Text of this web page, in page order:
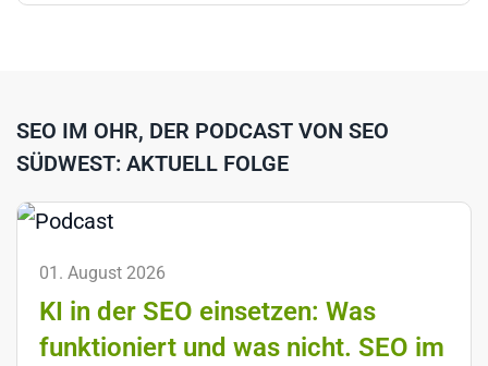
SEO IM OHR, DER PODCAST VON SEO
SÜDWEST: AKTUELL FOLGE
01. August 2026
KI in der SEO einsetzen: Was
funktioniert und was nicht. SEO im